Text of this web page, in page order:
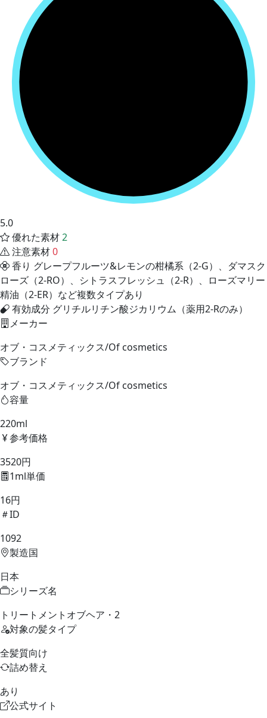
5.0
優れた素材2
注意素材0
香り グレープフルーツ&レモンの柑橘系（2-G）、ダマスク
ローズ（2-RO）、シトラスフレッシュ（2-R）、ローズマリー
精油（2-ER）など複数タイプあり
有効成分 グリチルリチン酸ジカリウム（薬用2-Rのみ）
メーカー
オブ・コスメティックス/Of cosmetics
ブランド
オブ・コスメティックス/Of cosmetics
容量
220ml
参考価格
3520円
1ml単価
16円
ID
1092
製造国
日本
シリーズ名
トリートメントオブヘア・2
対象の髪タイプ
全髪質向け
詰め替え
あり
公式サイト